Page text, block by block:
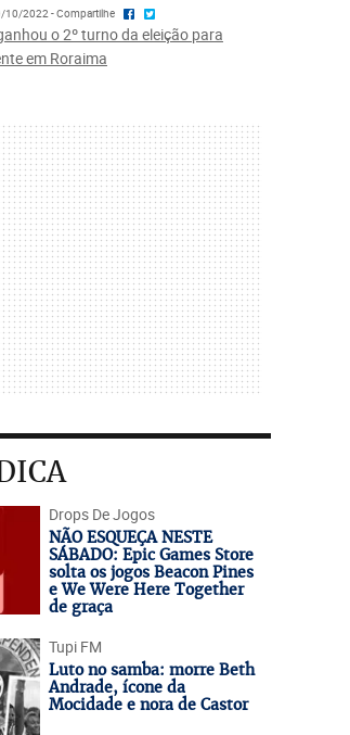
10/2022 - Compartilhe
o 2º turno da eleição para
em Roraima
Drops De Jogos
NÃO ESQUEÇA NESTE
SÁBADO: Epic Games Store
solta os jogos Beacon Pines
e We Were Here Together
de graça
Tupi FM
Luto no samba: morre Beth
Andrade, ícone da
Mocidade e nora de Castor